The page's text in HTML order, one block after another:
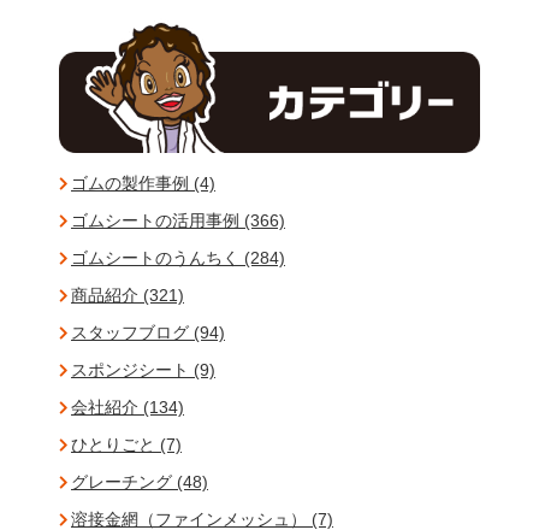
ゴムの製作事例 (4)
ゴムシートの活用事例 (366)
ゴムシートのうんちく (284)
商品紹介 (321)
スタッフブログ (94)
スポンジシート (9)
会社紹介 (134)
ひとりごと (7)
グレーチング (48)
溶接金網（ファインメッシュ） (7)